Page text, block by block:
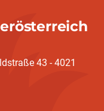
43 - 4021